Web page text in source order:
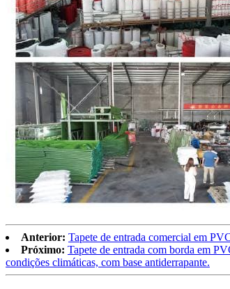
Anterior: Tapete de entrada comercial em
Próximo: Tapete de entrada com borda em
condições climáticas, com base antiderrapante.